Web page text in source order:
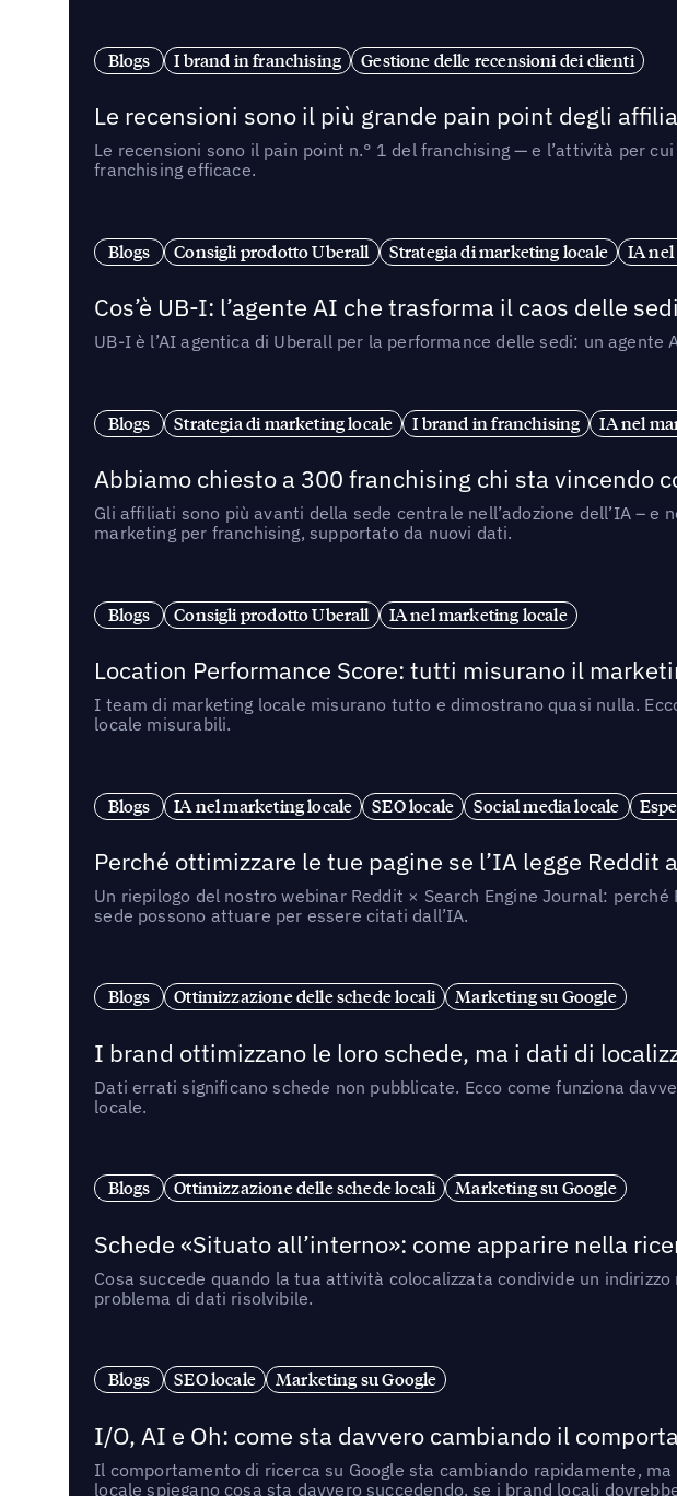
Blogs I brand in franchising Gestione delle recensioni dei clienti
Le recensioni sono il più grande pain point degli
Le recensioni sono il pain point n.° 1 del franchising — e l’attività per
franchising efficace.
Blogs Consigli prodotto Uberall Strategia di marketing locale IA
Cos’è UB-I: l’agente AI che trasforma il caos delle
UB-I è l’AI agentica di Uberall per la performance delle sedi: un
Blogs Strategia di marketing locale I brand in franchising IA nel
Abbiamo chiesto a 300 franchising chi sta vincendo
Gli affiliati sono più avanti della sede centrale nell’adozione dell’IA –
marketing per franchising, supportato da nuovi dati.
Blogs Consigli prodotto Uberall IA nel marketing locale
Location Performance Score: tutti misurano il
I team di marketing locale misurano tutto e dimostrano quasi nulla.
locale misurabili.
Blogs IA nel marketing locale SEO locale Social media locale
Perché ottimizzare le tue pagine se l’IA legge Reddit
Un riepilogo del nostro webinar Reddit × Search Engine Journal:
sede possono attuare per essere citati dall’IA.
Blogs Ottimizzazione delle schede locali Marketing su Google
I brand ottimizzano le loro schede, ma i dati di
Dati errati significano schede non pubblicate. Ecco come funziona
locale.
Blogs Ottimizzazione delle schede locali Marketing su Google
Schede «Situato all’interno»: come apparire nella
Cosa succede quando la tua attività colocalizzata condivide un
problema di dati risolvibile.
Blogs SEO locale Marketing su Google
I/O, AI e Oh: come sta davvero cambiando il
Il comportamento di ricerca su Google sta cambiando rapidamente,
locale spiegano cosa sta davvero succedendo, se i brand locali